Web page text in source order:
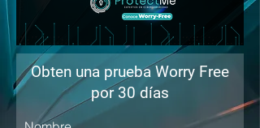
Obten una prueba Worry Free
por 30 días